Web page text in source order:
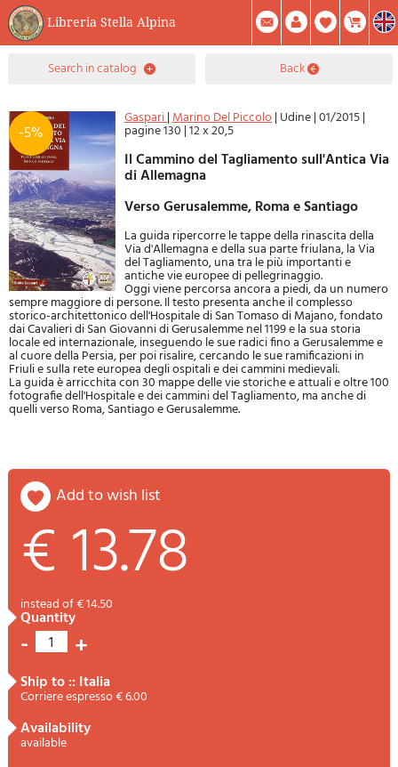
Libreria Stella Alpina
0Item(s) In Your Cart
Summary
Facebook
Create Account Mod. Password
search in catalog back
-5%
Gaspari|Marino Del Piccolo| Udine|01/2015|
pagine 130 |12 x 20,5
Il Cammino del Tagliamento sull'Antica Via
di Allemagna
Verso Gerusalemme, Roma e Santiago
La guida ripercorre le tappe della rinascita della
Via d'Allemagna e della sua parte friulana, la Via
del Tagliamento, una tra le più importanti e
antiche vie europee di pellegrinaggio.
Oggi viene percorsa ancora a piedi, da un numero
sempre maggiore di persone. Il testo presenta anche il complesso
storico-architettonico dell'Hospitale di San Tomaso di Majano, fondato
dai Cavalieri di San Giovanni di Gerusalemme nel 1199 e la sua storia
locale ed internazionale, inseguendo le sue radici fino a Gerusalemme e
al cuore della Persia, per poi risalire, cercando le sue ramificazioni in
Friuli e sulla rete europea degli ospitali e dei cammini medievali.
La guida è arricchita con 30 mappe delle vie storiche e attuali e oltre 100
fotografie dell'Hospitale e dei cammini del Tagliamento, ma anche di
quelli verso Roma, Santiago e Gerusalemme.
add to wish list
€ 13.78
instead of € 14.50
quantity
- 1 +
ship to :: Italia
Corriere espresso € 6.00
availability
available